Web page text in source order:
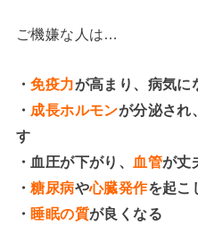
ご機嫌な人は…
・免疫力が高まり、病気に
・ 成長ホルモンが分泌され
す
・血圧が下がり、 血管が丈
・糖尿病や心臓発作を起こ
・ 睡眠の質が良くなる